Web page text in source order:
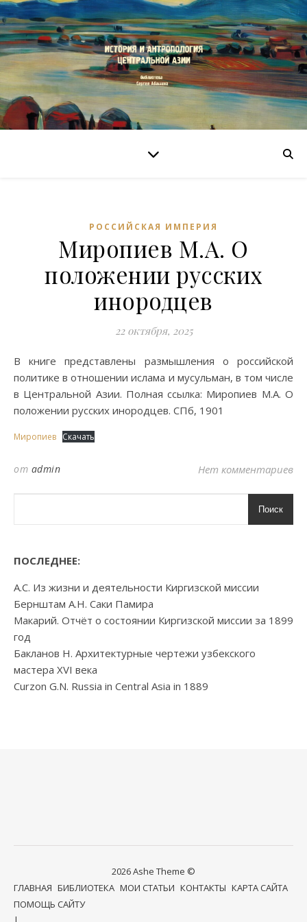
РОССИЙСКАЯ ИМПЕРИЯ
Миропиев М.А. О
положении русских
инородцев
22 октября, 2025
В книге представлены размышления о российской
политике в отношении ислама и мусульман, в том числе
в Центральной Азии. Полная ссылка: Миропиев М.А. О
положении русских инородцев. СПб, 1901
Миропиев Скачать
от admin Нет комментариев
Поиск
ПОСЛЕДНЕЕ:
А.С. Из жизни и деятельности Киргизской миссии
Бернштам А.Н. Саки Памира
Макарий. Отчёт о состоянии Киргизской миссии за 1899
год
Бакланов Н. Архитектурные чертежи узбекского
мастера XVI века
Curzon G.N. Russia in Central Asia in 1889
2026 Ashe Theme ©
ГЛАВНАЯ БИБЛИОТЕКА МОИ СТАТЬИ КОНТАКТЫ КАРТА САЙТА
ПОМОЩЬ САЙТУ